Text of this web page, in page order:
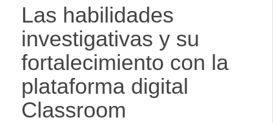
Las habilidades
investigativas y su
fortalecimiento con la
plataforma digital
Classroom